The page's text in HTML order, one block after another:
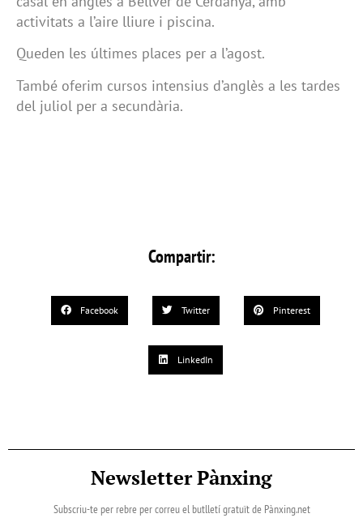
activitats a l’aire lliure i piscina.
Queden les últimes places per a l’agost.
També oferim cursos intensius d’anglès a les tardes
del juliol per a secundària.
Compartir:
Facebook Twitter Pinterest
LinkedIn
Newsletter Pànxing
Subscriu-te per rebre per correu el butlletí gratuït de Pànxing.net​